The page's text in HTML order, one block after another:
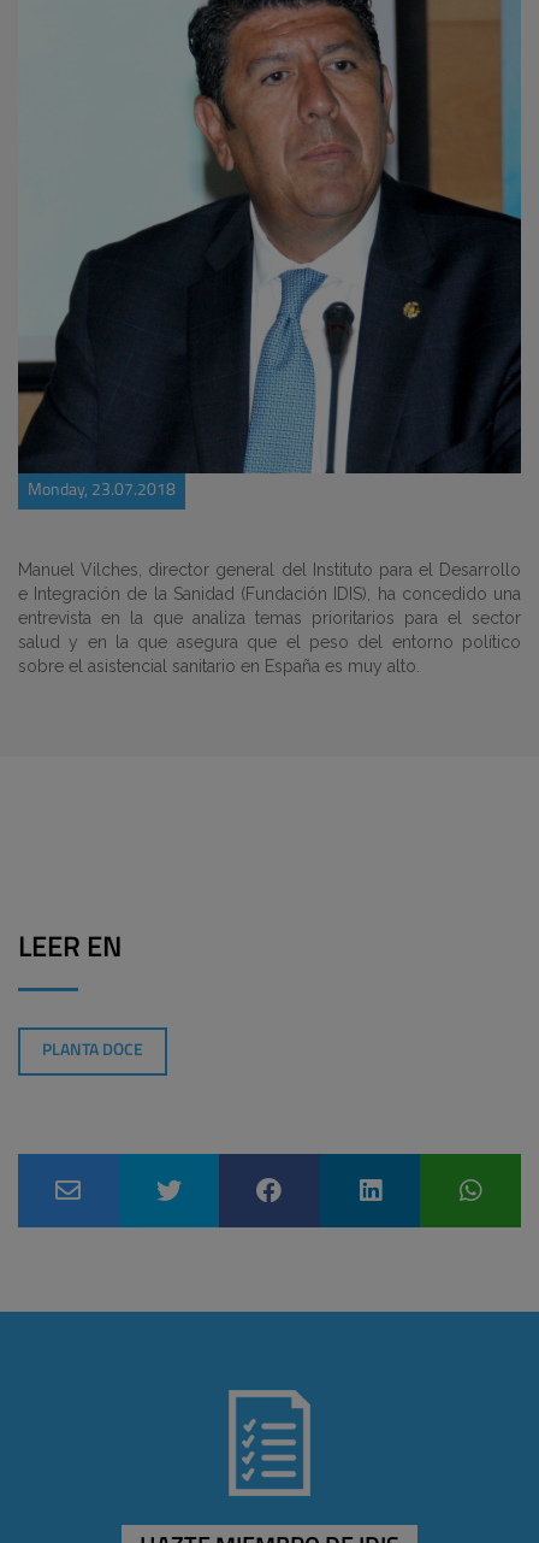
Monday, 23.07.2018
Manuel Vilches, director general del Instituto para el Desarrollo
e Integración de la Sanidad (Fundación IDIS), ha concedido una
entrevista en la que analiza temas prioritarios para el sector
salud y en la que asegura que el peso del entorno político
sobre el asistencial sanitario en España es muy alto.
LEER EN
PLANTA DOCE